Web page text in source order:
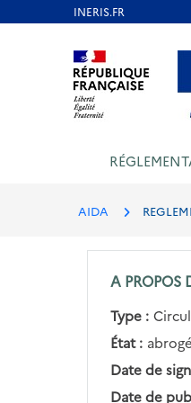
Aller au contenu
AIDA
A PROPOS
Type :
État : abrogé
Date de
Date de